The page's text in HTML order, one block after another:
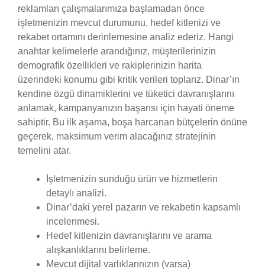
reklamları çalışmalarımıza başlamadan önce
işletmenizin mevcut durumunu, hedef kitlenizi ve
rekabet ortamını derinlemesine analiz ederiz. Hangi
anahtar kelimelerle arandığınız, müşterilerinizin
demografik özellikleri ve rakiplerinizin harita
üzerindeki konumu gibi kritik verileri toplarız. Dinar’ın
kendine özgü dinamiklerini ve tüketici davranışlarını
anlamak, kampanyanızın başarısı için hayati öneme
sahiptir. Bu ilk aşama, boşa harcanan bütçelerin önüne
geçerek, maksimum verim alacağınız stratejinin
temelini atar.
İşletmenizin sunduğu ürün ve hizmetlerin
detaylı analizi.
Dinar’daki yerel pazarın ve rekabetin kapsamlı
incelenmesi.
Hedef kitlenizin davranışlarını ve arama
alışkanlıklarını belirleme.
Mevcut dijital varlıklarınızın (varsa)